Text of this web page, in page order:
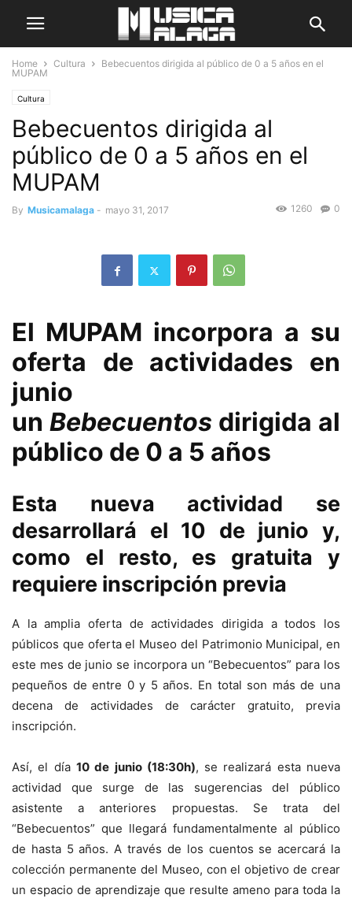
Home Cultura
Bebecuentos dirigida al público de 0 a 5 años en el
MUPAM
Cultura
Bebecuentos dirigida al
público de 0 a 5 años en el
MUPAM
By Musicamalaga - mayo 31, 2017 0
1260
El MUPAM incorpora a su
oferta de actividades en
junio
un Bebecuentos dirigida al
público de 0 a 5 años
Esta nueva actividad se
desarrollará el 10 de junio y,
como el resto, es gratuita y
requiere inscripción previa
A la amplia oferta de actividades dirigida a todos los
públicos que oferta el Museo del Patrimonio Municipal, en
este mes de junio se incorpora un “Bebecuentos” para los
pequeños de entre 0 y 5 años. En total son más de una
decena de actividades de carácter gratuito, previa
inscripción.
Así, el día 10 de junio (18:30h), se realizará esta nueva
actividad que surge de las sugerencias del público
asistente a anteriores propuestas. Se trata del
“Bebecuentos” que llegará fundamentalmente al público
de hasta 5 años. A través de los cuentos se acercará la
colección permanente del Museo, con el objetivo de crear
un espacio de aprendizaje que resulte ameno para toda la